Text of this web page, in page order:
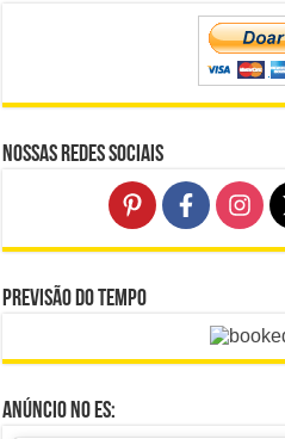
Nossas Redes Sociais
Previsão do Tempo
Anúncio no ES: